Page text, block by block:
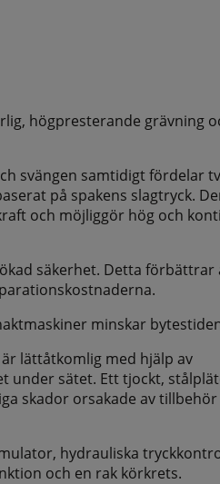
högpresterande grävning
svängen samtidigt fördelar
på spakens slagtryck.
och möjliggör hög och
säkerhet. Detta förbättrar
minskar
lättåtkomlig med hjälp av
under sätet. Ett tjockt,
skador orsakade av
hydrauliska
och en rak körkrets.